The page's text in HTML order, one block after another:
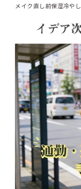
メイク直し前保湿冷やし